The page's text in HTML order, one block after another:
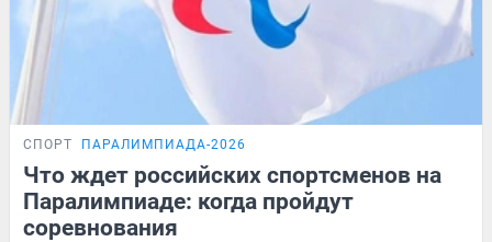
СПОРТ ПАРАЛИМПИАДА-2026
Что ждет российских спортсменов на
Паралимпиаде: когда пройдут
соревнования